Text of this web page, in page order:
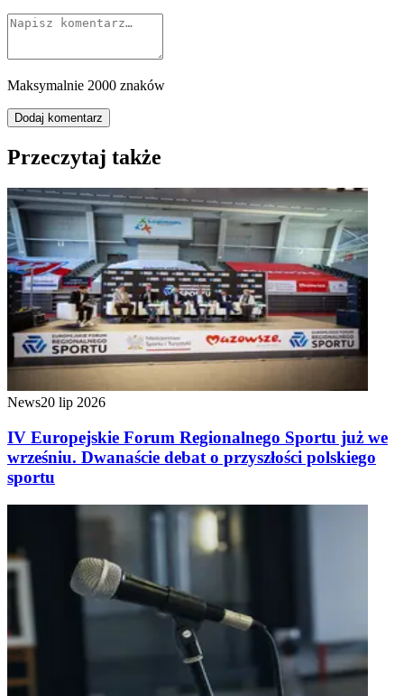
Maksymalnie 2000 znaków
Dodaj komentarz
Przeczytaj także
News20 lip 2026
IV Europejskie Forum Regionalnego Sportu już we
wrześniu. Dwanaście debat o przyszłości polskiego
sportu